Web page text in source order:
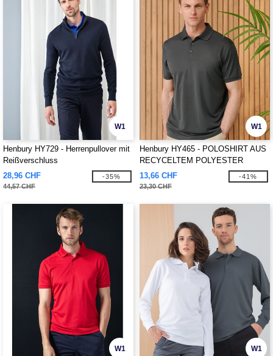
W1
Henbury HY729 - Herrenpullover mit
Reißverschluss
28,96 CHF
44,57 CHF
-35%
W1
Henbury HY465 - POLOSHIRT AUS
RECYCELTEM POLYESTER
13,66 CHF
23,30 CHF
-41%
W1 W1